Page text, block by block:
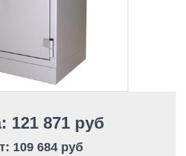
121 871 руб
109 684 руб